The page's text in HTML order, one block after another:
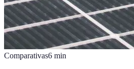
Comparativas6 min